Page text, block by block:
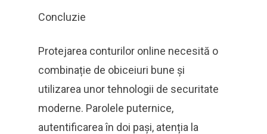
Concluzie
Protejarea conturilor online necesită o
combinație de obiceiuri bune și
utilizarea unor tehnologii de securitate
moderne. Parolele puternice,
autentificarea în doi pași, atenția la